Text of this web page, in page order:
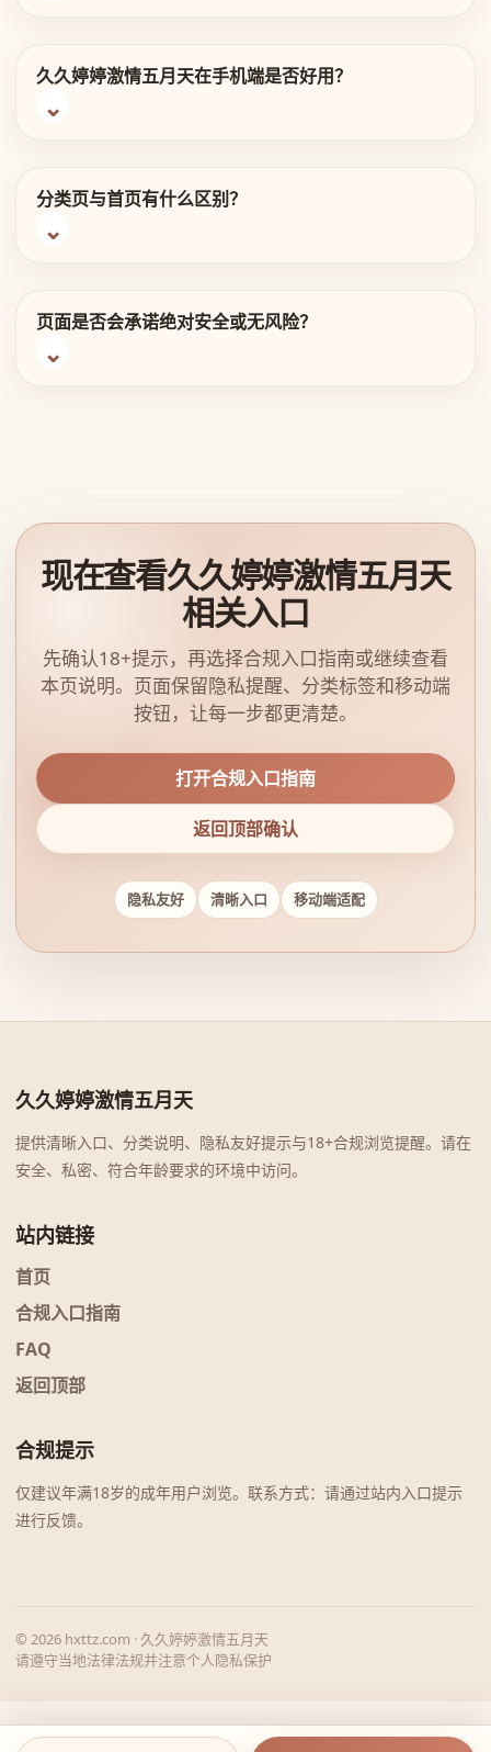
久久婷婷激情五月天在手机端是否好用？
分类页与首页有什么区别？
页面是否会承诺绝对安全或无风险？
现在查看久久婷婷激情五月天
相关入口
先确认18+提示，再选择合规入口指南或继续查看
本页说明。页面保留隐私提醒、分类标签和移动端
按钮，让每一步都更清楚。
打开合规入口指南
返回顶部确认
隐私友好 清晰入口 移动端适配
久久婷婷激情五月天
提供清晰入口、分类说明、隐私友好提示与18+合规浏览提醒。请在
安全、私密、符合年龄要求的环境中访问。
站内链接
首页
合规入口指南
FAQ
返回顶部
合规提示
仅建议年满18岁的成年用户浏览。联系方式：请通过站内入口提示
进行反馈。
© 2026 hxttz.com · 久久婷婷激情五月天
请遵守当地法律法规并注意个人隐私保护